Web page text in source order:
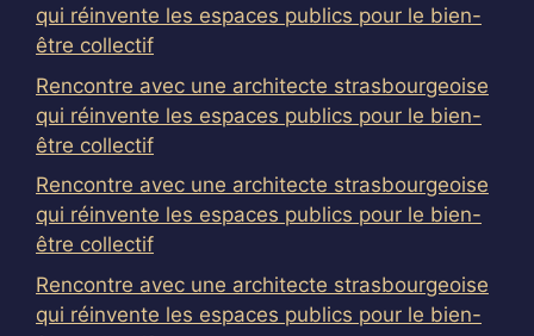
qui réinvente les espaces publics pour le bien-
être collectif
Rencontre avec une architecte strasbourgeoise
qui réinvente les espaces publics pour le bien-
être collectif
Rencontre avec une architecte strasbourgeoise
qui réinvente les espaces publics pour le bien-
être collectif
Rencontre avec une architecte strasbourgeoise
qui réinvente les espaces publics pour le bien-